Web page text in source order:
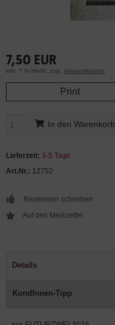
7,50 EUR
inkl. 7 % MwSt. zzgl. Versandkosten
Print
In den Warenkorb
Lieferzeit: 3-5 Tage
Art.Nr.: 12752
Rezension schreiben
Details
KundInnen-Tipp